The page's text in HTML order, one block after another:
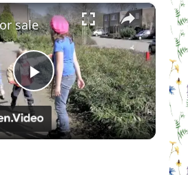
×
Play
Video
sale